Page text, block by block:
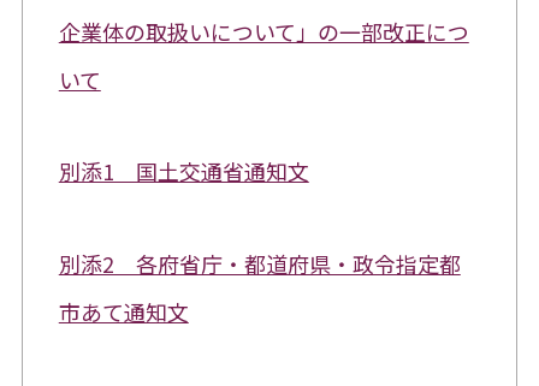
企業体の取扱いについて」の一部改正につ
いて
別添1 国土交通省通知文
別添2 各府省庁・都道府県・政令指定都
市あて通知文